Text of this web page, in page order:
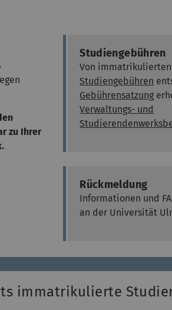
zu Ihrer
Studiengebühren
Von
Studiengebühren
Gebührensatzung
Verwaltungs- und
Rückmeldung
Informationen und
an der Universität
immatrikulierte